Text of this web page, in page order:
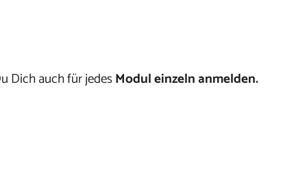
Dich auch für jedesModul einzeln anmelden.